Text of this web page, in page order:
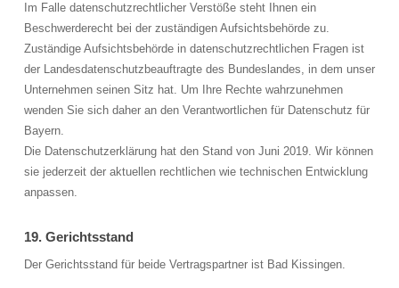
Im Falle datenschutzrechtlicher Verstöße steht Ihnen ein
Beschwerderecht bei der zuständigen Aufsichtsbehörde zu.
Zuständige Aufsichtsbehörde in datenschutzrechtlichen Fragen ist
der Landesdatenschutzbeauftragte des Bundeslandes, in dem unser
Unternehmen seinen Sitz hat. Um Ihre Rechte wahrzunehmen
wenden Sie sich daher an den Verantwortlichen für Datenschutz für
Bayern.
Die Datenschutzerklärung hat den Stand von Juni 2019. Wir können
sie jederzeit der aktuellen rechtlichen wie technischen Entwicklung
anpassen.
19. Gerichtsstand
Der Gerichtsstand für beide Vertragspartner ist Bad Kissingen.